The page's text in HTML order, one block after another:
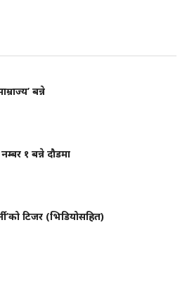
बन्ने
१ बन्ने दौडमा
टिजर (भिडियोसहित)